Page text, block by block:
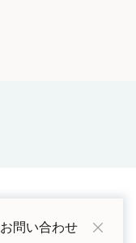
お問い合わせ